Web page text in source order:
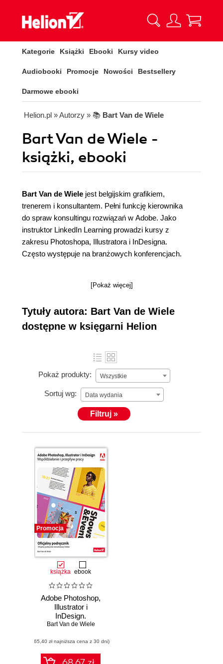
Kategorie Książki Ebooki Kursy video
Audiobooki Promocje Nowości Bestsellery
Darmowe ebooki
Helion.pl » Autorzy » 📚 Bart Van de Wiele
Bart Van de Wiele -
książki, ebooki
Bart Van de Wiele jest belgijskim grafikiem,
trenerem i konsultantem. Pełni funkcję kierownika
do spraw konsultingu rozwiązań w Adobe. Jako
instruktor LinkedIn Learning prowadzi kursy z
zakresu Photoshopa, Illustratora i InDesigna.
Często występuje na branżowych konferencjach.
[Pokaż więcej]
Tytuły autora: Bart Van de Wiele
dostępne w księgarni Helion
Pokaż produkty: Wszystkie
Sortuj wg: Data wydania
Filtruj »
Promocja
książka ebook
Adobe Photoshop,
Illustrator i
InDesign.
Współdziałanie i
Oficjalny
podręcznik
Bart Van de Wiele
(65,40 zł najniższa cena z 30 dni)